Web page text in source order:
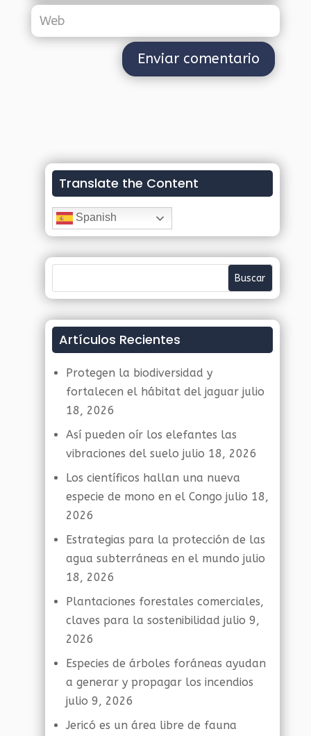
Translate the Content
Spanish
Artículos Recientes
Protegen la biodiversidad y
fortalecen el hábitat del jaguar julio
18, 2026
Así pueden oír los elefantes las
vibraciones del suelo julio 18, 2026
Los científicos hallan una nueva
especie de mono en el Congo julio 18,
2026
Estrategias para la protección de las
agua subterráneas en el mundo julio
18, 2026
Plantaciones forestales comerciales,
claves para la sostenibilidad julio 9,
2026
Especies de árboles foráneas ayudan
a generar y propagar los incendios
julio 9, 2026
Jericó es un área libre de fauna